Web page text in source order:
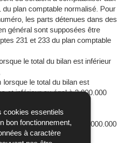
cookies essentiels
bon fonctionnement,
à caractère
plan comptable normalisé. Pour
les parts détenues dans des
général sont supposées être
231 et 233 du plan comptable
le total du bilan est inférieur
le total du bilan est
et inférieur ou égal à 2.000.000
le total du bilan est
et inférieur ou égal à 10.000.000